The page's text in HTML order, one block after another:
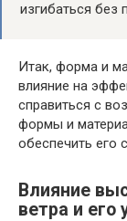
изгибаться без
Итак, форма и
влияние на
справиться с
формы и
обеспечить его
Влияние
ветра и его